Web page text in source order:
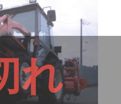
れ